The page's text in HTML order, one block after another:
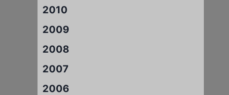
2010
2009
2008
2007
2006